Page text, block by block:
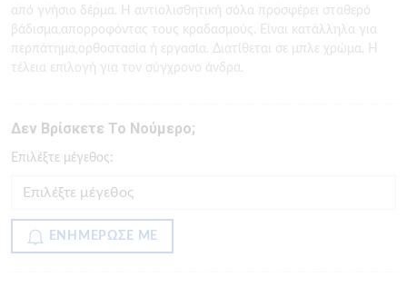
από γνήσιο δέρμα. Η αντιολισθητική σόλα προσφέρει σταθερό
βάδισμα,απορροφόντας τους κραδασμούς. Είναι κατάλληλα για
περπάτημα,ορθοστασία ή εργασία. Διατίθεται σε μπλε χρώμα. Η
τέλεια επιλογή για τον σύγχρονο άνδρα.
Δεν Βρίσκετε Το Νούμερο;
Eπιλέξτε μέγεθος:
ΕΝΗΜΕΡΩΣΕ ΜΕ